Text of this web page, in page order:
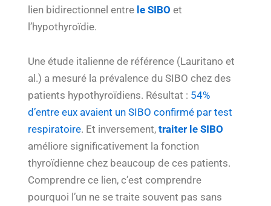
lien bidirectionnel entre le SIBO et
l’hypothyroïdie.
Une étude italienne de référence (Lauritano et
al.) a mesuré la prévalence du SIBO chez des
patients hypothyroïdiens. Résultat : 54%
d’entre eux avaient un SIBO confirmé par test
respiratoire. Et inversement,traiter le SIBO
améliore significativement la fonction
thyroïdienne chez beaucoup de ces patients.
Comprendre ce lien, c’est comprendre
pourquoi l’un ne se traite souvent pas sans